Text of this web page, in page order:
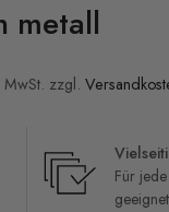
metall
MwSt. zzgl.
Für
geeignet